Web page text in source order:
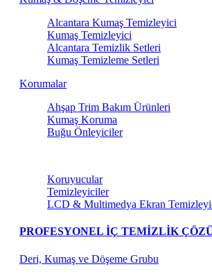
Alcantara Kumaş Temizleyici
Kumaş Temizleyici
Alcantara Temizlik Setleri
Kumaş Temizleme Setleri
Korumalar
Ahşap Trim Bakım Ürünleri
Kumaş Koruma
Buğu Önleyiciler
Koruyucular
Temizleyiciler
LCD & Multimedya Ekran
PROFESYONEL İÇ TEMİZLİK
Deri, Kumaş ve Döşeme Grubu